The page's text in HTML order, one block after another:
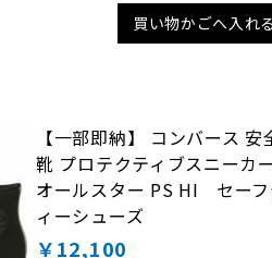
買い物かごへ入れる
【一部即納】 コンバース 安
靴 プロテクティブスニーカー
オールスター PS HI セーフ
ィーシューズ
￥12,100